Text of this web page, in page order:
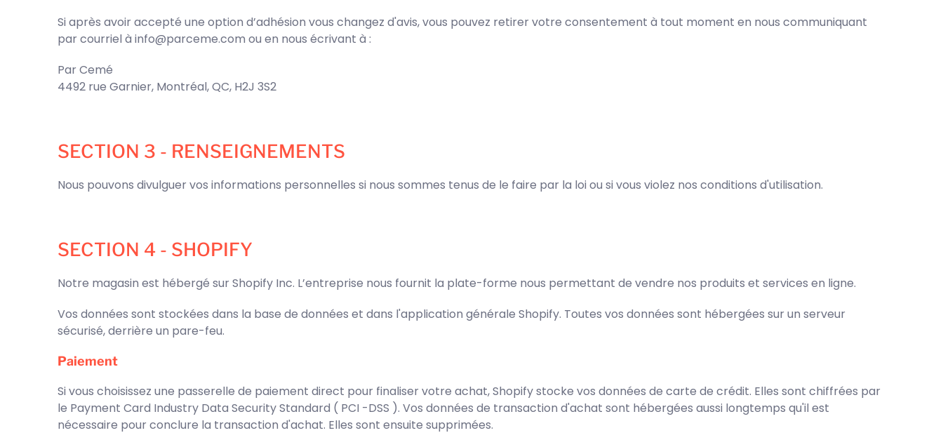
Si après avoir accepté une option d’adhésion vous changez d'avis, vous pouvez retirer votre consentement à tout moment en nous communiquant
par courriel à info@parceme.com ou en nous écrivant à :
Par Cemé
4492 rue Garnier, Montréal, QC, H2J 3S2
SECTION 3 - RENSEIGNEMENTS
Nous pouvons divulguer vos informations personnelles si nous sommes tenus de le faire par la loi ou si vous violez nos conditions d'utilisation.
SECTION 4 - SHOPIFY
Notre magasin est hébergé sur Shopify Inc. L’entreprise nous fournit la plate-forme nous permettant de vendre nos produits et services en ligne.
Vos données sont stockées dans la base de données et dans l'application générale Shopify. Toutes vos données sont hébergées sur un serveur
sécurisé, derrière un pare-feu.
Paiement
Si vous choisissez une passerelle de paiement direct pour finaliser votre achat, Shopify stocke vos données de carte de crédit. Elles sont chiffrées par
le Payment Card Industry Data Security Standard ( PCI -DSS ). Vos données de transaction d'achat sont hébergées aussi longtemps qu'il est
nécessaire pour conclure la transaction d'achat. Elles sont ensuite supprimées.